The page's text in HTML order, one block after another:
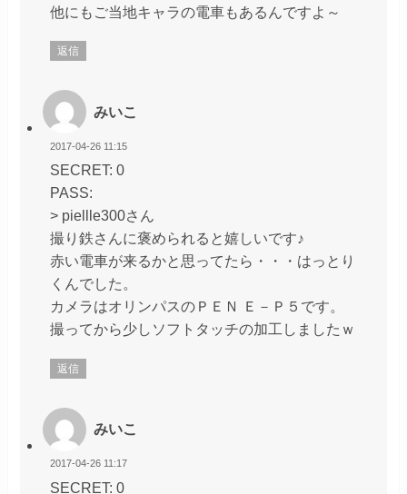
他にもご当地キャラの電車もあるんですよ～
返信
みいこ
2017-04-26 11:15
SECRET: 0
PASS:
> piellle300さん
撮り鉄さんに褒められると嬉しいです♪
赤い電車が来るかと思ってたら・・・はっとり
くんでした。
カメラはオリンパスのＰＥＮ Ｅ－Ｐ５です。
撮ってから少しソフトタッチの加工しましたｗ
返信
みいこ
2017-04-26 11:17
SECRET: 0